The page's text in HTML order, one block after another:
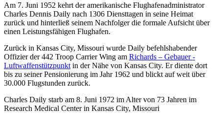
Am 7. Juni 1952 kehrt der amerikanische Flughafenadministrator
Charles Dennis Daily nach 1306 Diensttagen in seine Heimat
zurück und hinterließ seinem Nachfolger die formale Aufsicht über
einen Leistungsfähigen Flughafen.
Zurück in Kansas City, Missouri wurde Daily befehlshabender
Offizier der 442 Troop Carrier Wing am Richards – Gebauer -
Luftwaffenstützpunkt in der Nähe von Kansas City. Er diente dort
bis zu seiner Pensionierung im Jahr 1962 und blickt auf weit über
30.000 Flugstunden zurück.
Charles Daily starb am 8. Juni 1972 im Alter von 73 Jahren im
Research Medical Center in Kansas City, Missouri